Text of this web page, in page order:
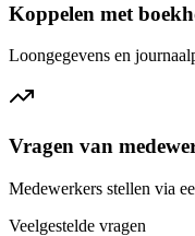
Koppelen met
Loongegevens en
Vragen van
Medewerkers stellen via
Veelgestelde vragen